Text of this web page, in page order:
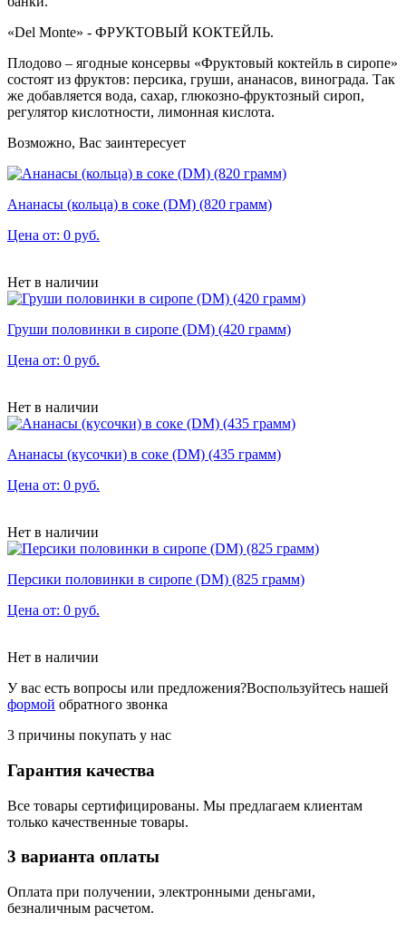
«Del Monte» - ФРУКТОВЫЙ КОКТЕЙЛЬ.
Плодово – ягодные консервы «Фруктовый коктейль в сиропе»
состоят из фруктов: персика, груши, ананасов, винограда. Так
же добавляется вода, сахар, глюкозно-фруктозный сироп,
регулятор кислотности, лимонная кислота.
Возможно, Вас заинтересует
Ананасы (кольца) в соке (DM) (820 грамм)
Цена от: 0 руб.
Нет в наличии
Груши половинки в сиропе (DM) (420 грамм)
Цена от: 0 руб.
Нет в наличии
Ананасы (кусочки) в соке (DM) (435 грамм)
Цена от: 0 руб.
Нет в наличии
Персики половинки в сиропе (DM) (825 грамм)
Цена от: 0 руб.
Нет в наличии
У вас есть вопросы или предложения?Воспользуйтесь нашей
формой обратного звонка
3 причины покупать у нас
Гарантия качества
Все товары сертифицированы. Мы предлагаем клиентам
только качественные товары.
3 варианта оплаты
Оплата при получении, электронными деньгами,
безналичным расчетом.